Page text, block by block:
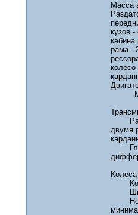
Масса
кузов -
кабина
рама -
Мод.
двумя
Шины